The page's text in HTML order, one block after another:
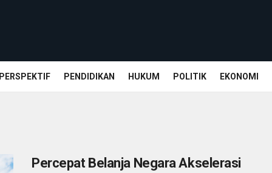
PERSPEKTIF PENDIDIKAN HUKUM POLITIK EKONOMI
Percepat Belanja Negara Akselerasi